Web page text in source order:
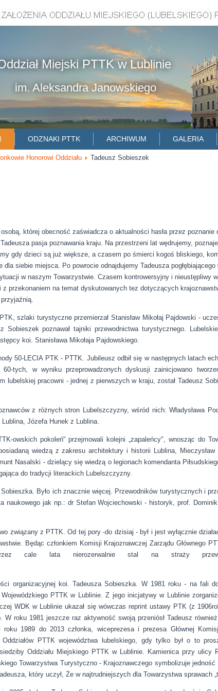
Miejski PTTK w Lublinie
im. Aleksandra Janowskiego
ODZNAKI PTTK ARCHIWUM GALERIA
Honorowi Oddziału Tadeusz Sobieszek
której obecność zaświadcza o aktualności hasła przez poznanie
pasja poznawania kraju. Na przestrzeni lat wędrujemy,
gdy dzieci są już większe, a czasem po śmierci kogoś bliskiego,
siebie miejsca. Po powrocie odnajdujemy Tadeusza
w naszym Towarzystwie. Czasem kontrowersyjny i nieustępliwy
przekonaniem na temat dyskutowanych tez dotyczących
szlaki turystyczne przemierzał Stanisław Mikołaj Pajdowski -
Sobieszek poznawał tajniki przewodnictwa turystycznego.
koi. Stanisława Mikołaja Pajdowskiego.
50-LECIA PTK - PTTK. Jubileusz odbił się w następnych latach
tych, w wyniku przeprowadzonych dyskusji zainicjowano
lubelskiej pracowni - jednej z pierwszych w kraju, został Tadeusz
z różnych stron Lubelszczyzny, wśród nich: Władysława
Józefa Hunek z Lublina.
owskich pokoleń" przejmowali kolejni „zapaleńcy", wnosząc do
wiedzą z zakresu architektury i historii Lublina,
Nasalski - dzielący się wiedzą o legionach komendanta
do tradycji literackich Lubelszczyzny.
Było ich znacznie więcej. Przewodników turystycznych i
naukowego jak np.: dr Stefan Wojciechowski - historyk, prof.
związany z PTTK. Od tej pory -do dzisiaj - był i jest wyłącznie
Będąc członkiem Komisji Krajoznawczej Zarządu Głównego
Przez cale lata nierozerwalnie stal na straży
organizacyjnej koi. Tadeusza Sobieszka. W 1981 roku - na fali
PTTK w Lublinie. Z jego inicjatywy w Lublinie
WDK w Lublinie ukazał się wówczas reprint ustawy PTK (z
W roku 1981 jeszcze raz aktywność swoją przeniósł Tadeusz
1989 do 2013 członka, wiceprezesa i prezesa Głównej
PTTK województwa lubelskiego, gdy tylko był o to
Oddziału Miejskiego PTTK w Lublinie. Kamienica przy ulicy
Towarzystwa Turystyczno - Krajoznawczego symbolizuje
który uczył, Że w najtrudniejszych dla Towarzystwa sprawach